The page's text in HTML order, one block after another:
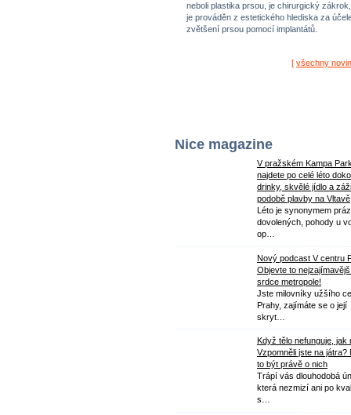
neboli plastika prsou, je chirurgický
je prováděn z estetického hlediska za
zvětšení prsou pomocí implantátů.
[ všechny
Nice magazine
V pražském Kampa
najdete po celé léto
drinky, skvělé jídlo a
podobě plavby na Vltavě
Léto je synonymem
dovolených, pohody u
op…
Nový podcast V centru
Objevte to
srdce metropole!
Jste milovníky užšího
Prahy, zajímáte se o její
skryt…
Když tělo nefunguje, jak
Vzpomněli jste na játra?
to být právě o nich
Trápí vás dlouhodobá
která nezmizí ani po
s…